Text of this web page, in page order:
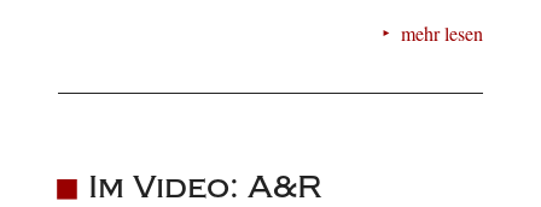
mehr lesen
Im Video: A&R